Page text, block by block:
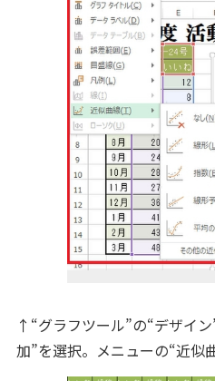
↑“グラフツール”の“デザイ
加”を選択。メニューの“近似